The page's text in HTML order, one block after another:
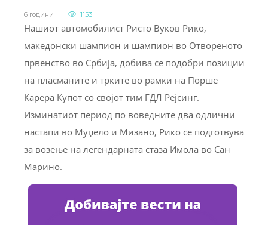
6 години 1153
Нашиот автомобилист Ристо Вуков Рико,
македонски шампион и шампион во Отвореното
првенство во Србија, добива се подобри позиции
на пласманите и трките во рамки на Порше
Карера Купот со својот тим ГДЛ Рејсинг.
Изминатиот период по воведните два одлични
настапи во Муџело и Мизано, Рико се подготвува
за возење на легендарната стаза Имола во Сан
Марино.